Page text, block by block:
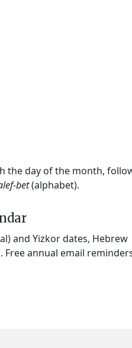
day of the month,
bet(alphabet).
and Yizkor dates, Hebrew
Free annual email